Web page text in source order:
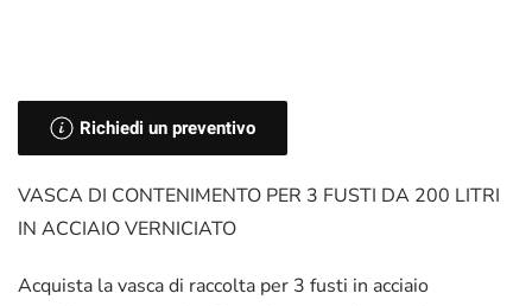
Richiedi un preventivo
VASCA DI CONTENIMENTO PER 3 FUSTI DA 200 LITRI
IN ACCIAIO VERNICIATO
Acquista la vasca di raccolta per 3 fusti in acciaio